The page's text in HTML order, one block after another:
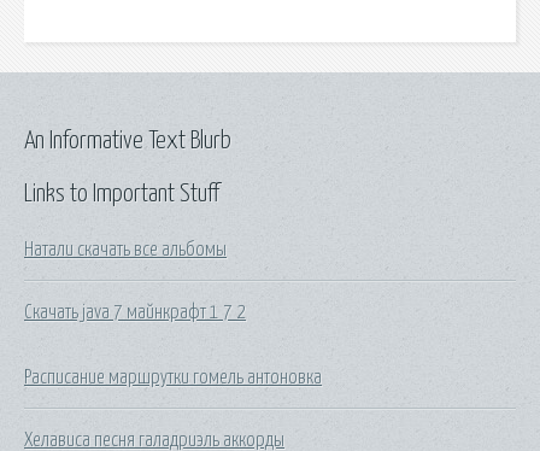
Links to Important Stuff
Натали скачать все альбомы
Скачать java 7 майнкрафт 1 7 2
Расписание маршрутки гомель антоновка
Хелависа песня галадриэль аккорды
An Informative Text Blurb